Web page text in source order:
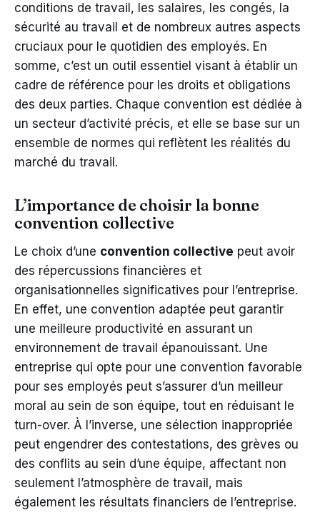
conditions de travail, les salaires, les congés, la
sécurité au travail et de nombreux autres aspects
cruciaux pour le quotidien des employés. En
somme, c’est un outil essentiel visant à établir un
cadre de référence pour les droits et obligations
des deux parties. Chaque convention est dédiée à
un secteur d’activité précis, et elle se base sur un
ensemble de normes qui reflètent les réalités du
marché du travail.
L’importance de choisir la bonne
convention collective
Le choix d’une convention collective peut avoir
des répercussions financières et
organisationnelles significatives pour l’entreprise.
En effet, une convention adaptée peut garantir
une meilleure productivité en assurant un
environnement de travail épanouissant. Une
entreprise qui opte pour une convention favorable
pour ses employés peut s’assurer d’un meilleur
moral au sein de son équipe, tout en réduisant le
turn-over. À l’inverse, une sélection inappropriée
peut engendrer des contestations, des grèves ou
des conflits au sein d’une équipe, affectant non
seulement l’atmosphère de travail, mais
également les résultats financiers de l’entreprise.